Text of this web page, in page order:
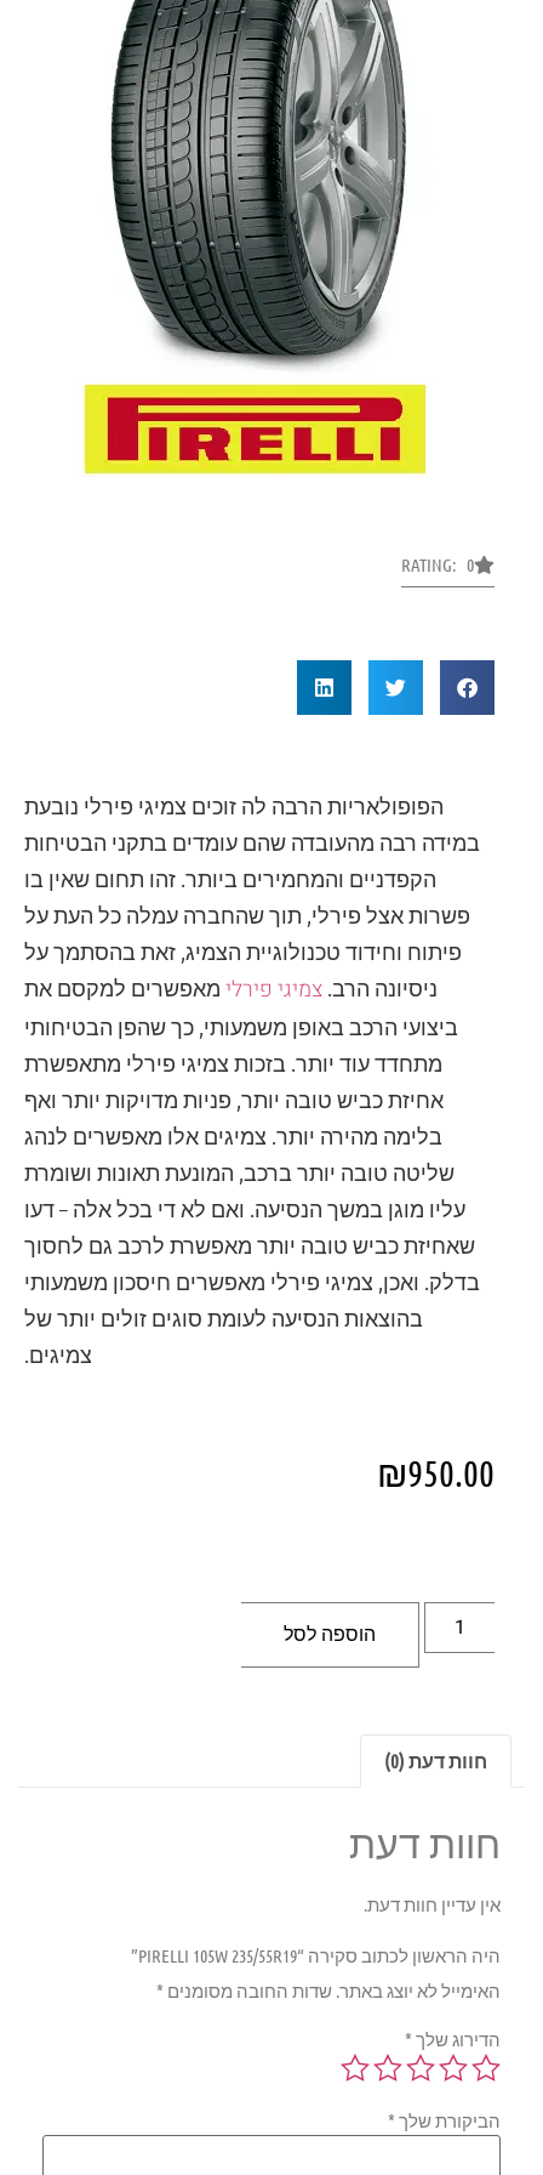
RATING: 0
הפופולאריות הרבה לה זוכים צמיגי פירלי נובעת
במידה רבה מהעובדה שהם עומדים בתקני הבטיחות
הקפדניים והמחמירים ביותר. זהו תחום שאין בו
פשרות אצל פירלי, תוך שהחברה עמלה כל העת על
פיתוח וחידוד טכנולוגיית הצמיג, זאת בהסתמך על
ניסיונה הרב. צמיגי פירלימאפשרים למקסם את
ביצועי הרכב באופן משמעותי, כך שהפן הבטיחותי
מתחדד עוד יותר. בזכות צמיגי פירלי מתאפשרת
אחיזת כביש טובה יותר, פניות מדויקות יותר ואף
בלימה מהירה יותר. צמיגים אלו מאפשרים לנהג
שליטה טובה יותר ברכב, המונעת תאונות ושומרת
עליו מוגן במשך הנסיעה. ואם לא די בכל אלה – דעו
שאחיזת כביש טובה יותר מאפשרת לרכב גם לחסוך
בדלק. ואכן, צמיגי פירלי מאפשרים חיסכון משמעותי
בהוצאות הנסיעה לעומת סוגים זולים יותר של
צמיגים.
₪950.00
הוספה לסל
חוות דעת (0)
חוות דעת
אין עדיין חוות דעת.
היה הראשון לכתוב סקירה “PIRELLI 105W 235/55R19”
האימייל לא יוצג באתר.שדות החובה מסומנים*
הדירוג שלך*
הביקורת שלך*